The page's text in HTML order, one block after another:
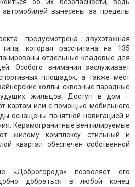
вынесены за пределы
предусмотрена двухэтажная
типа, которая рассчитана на 135
отдельные кладовые для
Особого внимания заслуживает
площадок, а также мест
холлы: сквозные парадные
жильцов. Доступ в дом –
картам или с помощью мобильного
оснащены понятной навигацией и
Керамогранитные вентилируемые
жилому комплексу стильный и
квартал обеспечен собственной
«Доброгорода» позволяет его
добраться в любой конец